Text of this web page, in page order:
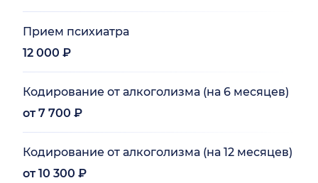
Прием психиатра
12 000 ₽
Кодирование от алкоголизма (на 6 месяцев)
от 7 700 ₽
Кодирование от алкоголизма (на 12 месяцев)
от 10 300 ₽